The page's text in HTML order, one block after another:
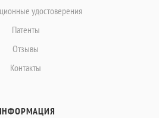
удостоверения
Патенты
Отзывы
Контакты